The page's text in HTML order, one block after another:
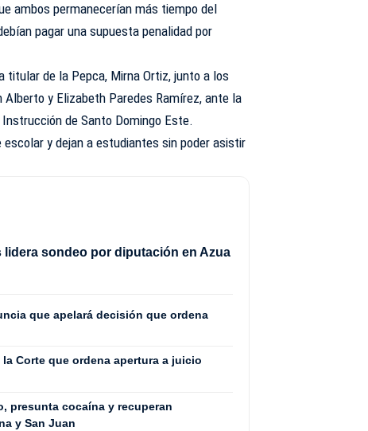
ambos permanecerían más tiempo del
pagar una supuesta penalidad por
titular de la Pepca, Mirna Ortiz, junto a los
y Elizabeth Paredes Ramírez, ante la
de Santo Domingo Este.
y dejan a estudiantes sin poder asistir
lidera sondeo por diputación en Azua
que apelará decisión que ordena
Corte que ordena apertura a juicio
presunta cocaína y recuperan
y San Juan